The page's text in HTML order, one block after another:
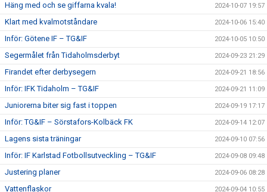
Häng med och se giffarna kvala! 2024-10-07 19:57
Klart med kvalmotståndare 2024-10-06 15:40
Inför: Götene IF – TG&IF 2024-10-05 10:50
Segermålet från Tidaholmsderbyt 2024-09-23 21:29
Firandet efter derbysegern 2024-09-21 18:56
Inför: IFK Tidaholm – TG&IF 2024-09-21 11:09
Juniorerna biter sig fast i toppen 2024-09-19 17:17
Inför: TG&IF – Sörstafors-Kolbäck FK 2024-09-14 12:07
Lagens sista träningar 2024-09-10 07:56
Inför: IF Karlstad Fotbollsutveckling – TG&IF 2024-09-08 09:48
Justering planer 2024-09-06 08:28
Vattenflaskor 2024-09-04 10:55